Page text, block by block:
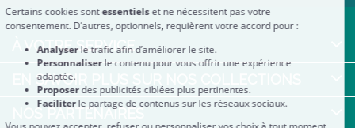
À VOTRE SERVICE
EN SAVOIR PLUS SUR NOS COLLECTIONS
NOS PARTENAIRES